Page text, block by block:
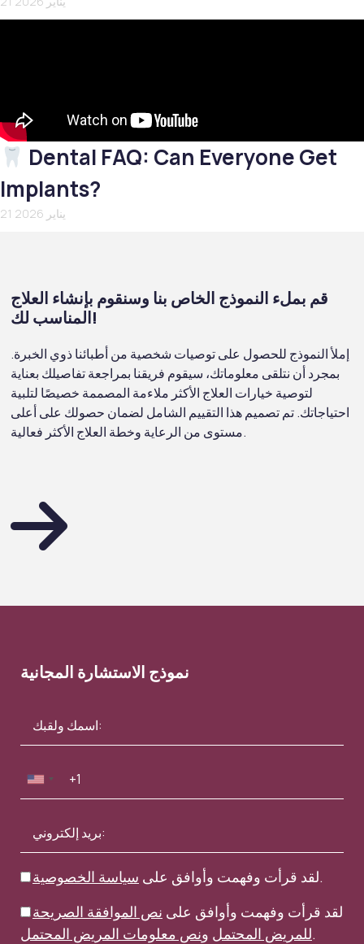
Dental FAQ: Can Everyone Get
Implants?
21 يناير 2026
قم بملء النموذج الخاص بنا وسنقوم بإنشاء العلاج
المناسب لك!
إملأ النموذج للحصول على توصيات شخصية من أطبائنا ذوي الخبرة.
بمجرد أن نتلقى معلوماتك، سيقوم فريقنا بمراجعة تفاصيلك بعناية
لتوصية خيارات العلاج الأكثر ملاءمة المصممة خصيصًا لتلبية
احتياجاتك. تم تصميم هذا التقييم الشامل لضمان حصولك على أعلى
مستوى من الرعاية وخطة العلاج الأكثر فعالية.
نموذج الاستشارة المجانية
لقد قرأت وفهمت وأوافق على سياسة الخصوصية
.
لقد قرأت وفهمت وأوافق على نص الموافقة الصريحة
للمريض المحتمل ونص معلومات المريض المحتمل .